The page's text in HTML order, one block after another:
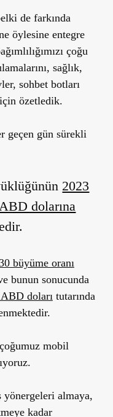
de farkında
öylesine entegre
çoğu
sağlık,
sohbet botları
özetledik.
geçen gün sürekli
2023
dolarına
büyüme oranı
bunun sonucunda
doları tutarında
mobil
yönergeleri almaya,
kadar